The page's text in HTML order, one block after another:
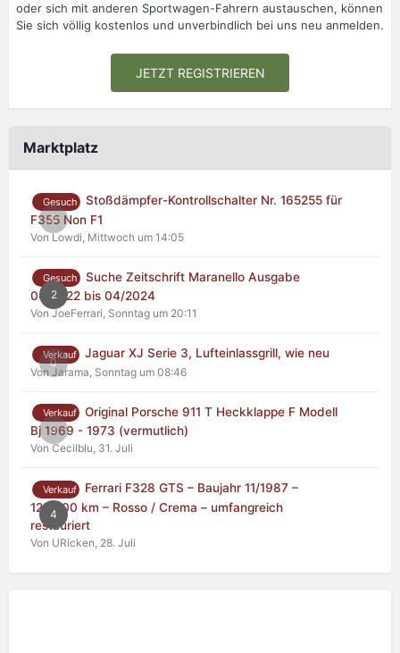
oder sich mit anderen Sportwagen-Fahrern austauschen, können
Sie sich völlig kostenlos und unverbindlich bei uns neu anmelden.
JETZT REGISTRIEREN
Marktplatz
0
Gesuch
Stoßdämpfer-Kontrollschalter Nr. 165255 für
F355 Non F1
Von Lowdi, Mittwoch um 14:05
2
Gesuch
Suche Zeitschrift Maranello Ausgabe
04/2022 bis 04/2024
Von JoeFerrari, Sonntag um 20:11
0
Verkauf Jaguar XJ Serie 3, Lufteinlassgrill, wie neu
Von Jarama, Sonntag um 08:46
0
Verkauf
Original Porsche 911 T Heckklappe F Modell
Bj 1969 - 1973 (vermutlich)
Von Cecilblu, 31. Juli
4
Verkauf
Ferrari F328 GTS – Baujahr 11/1987 –
125.000 km – Rosso / Crema – umfangreich
restauriert
Von URicken, 28. Juli